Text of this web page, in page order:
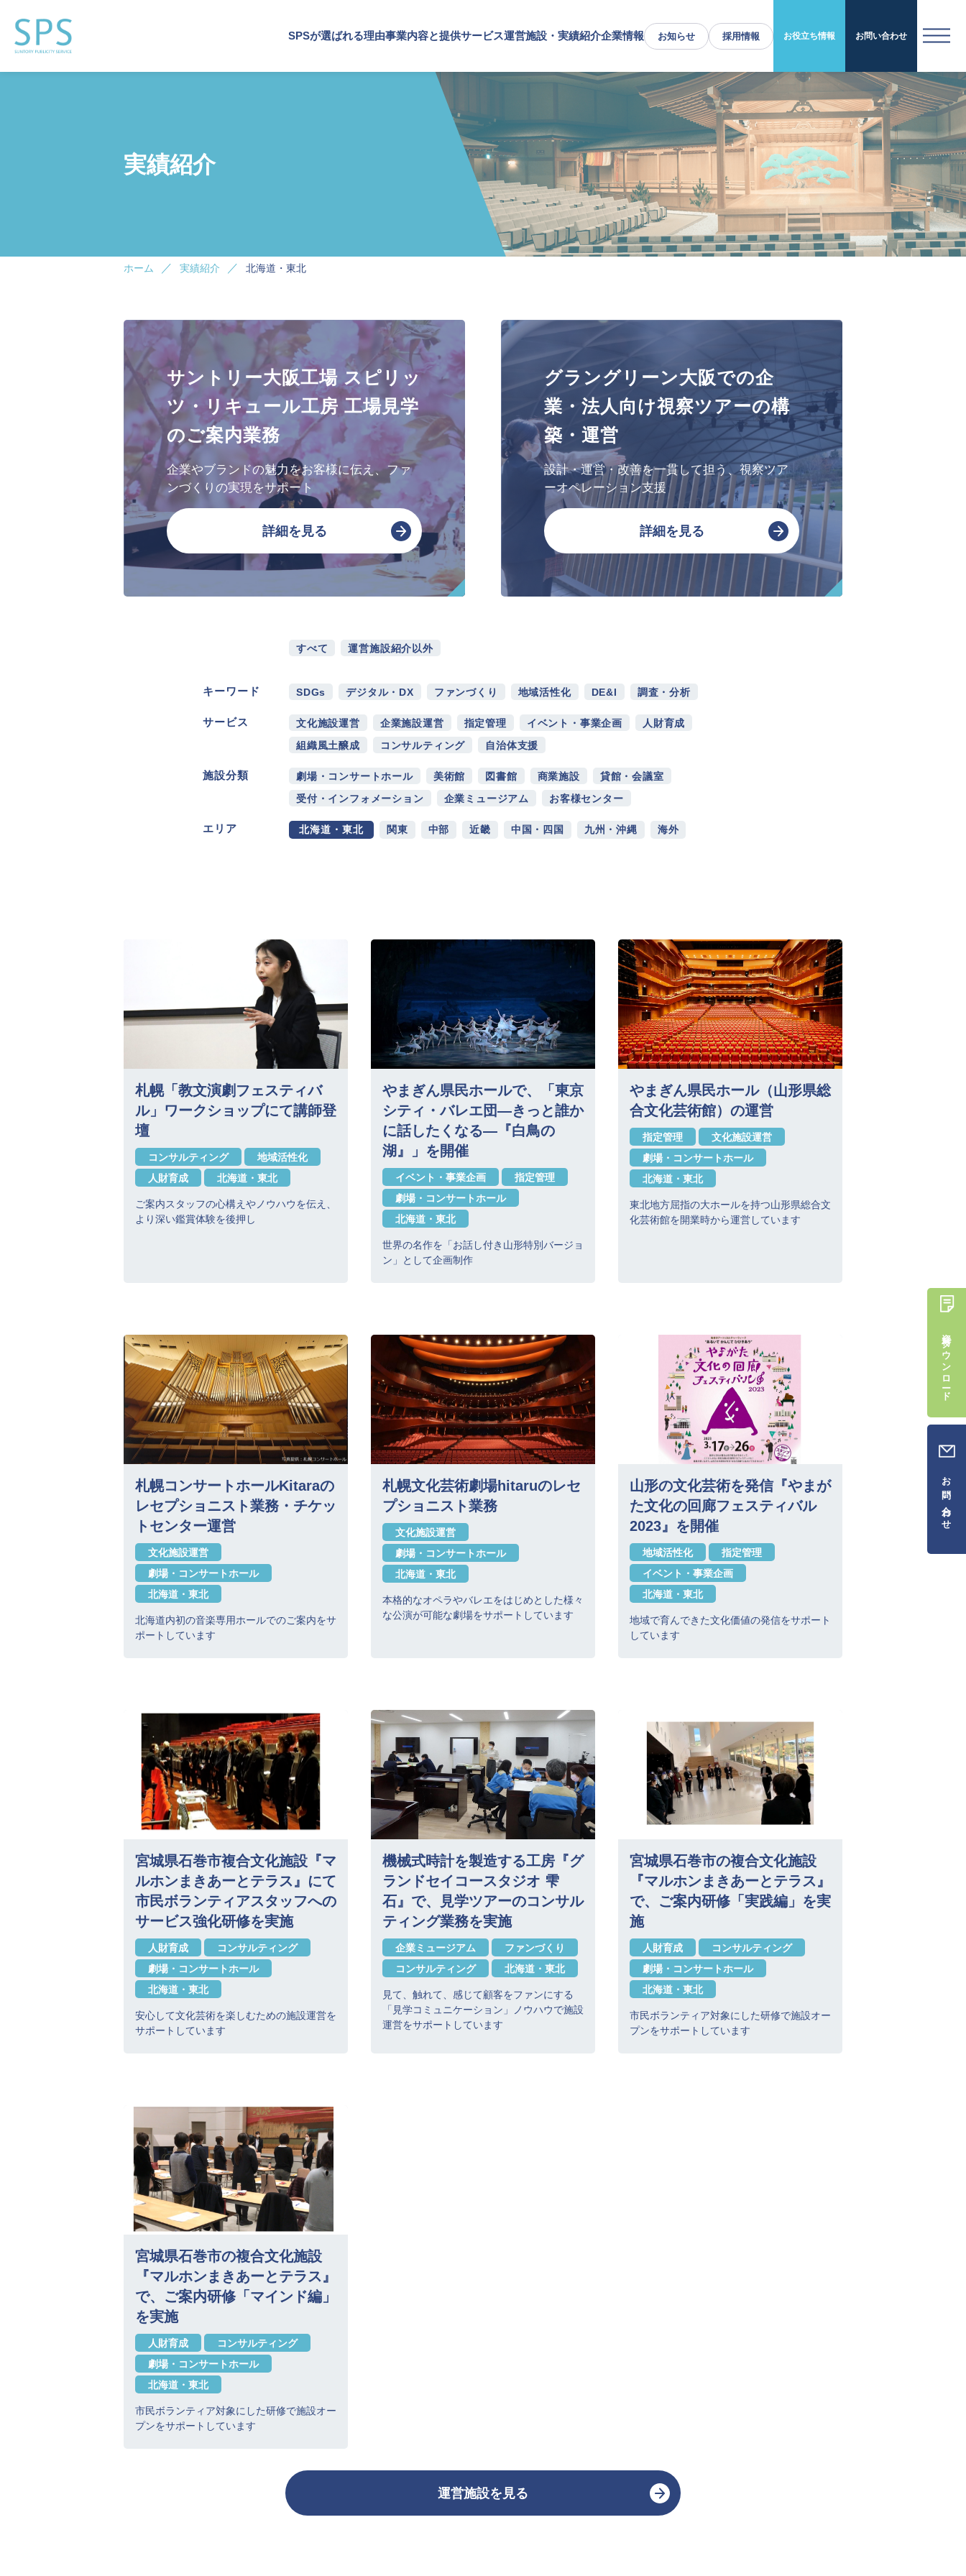
SPSが選ばれる理由事業内容と提供サービス
事業内容と提供サービス
デジタルマーケティング・制作
文化・芸術振興や地域活性化
文化施設運営
指定管理
文化施設コンサルティング
事業企画制作
文化施策策定支援
運営施設・実績紹介
実績紹介
企業情報
企業理念
SPSの歴史
お知らせ 採用情報 お役立ち情報 お問い合わせ
TOP
SPSが選ばれる理由
事業内容と提供サービス
企業・ブランドの価値向上
企業施設運営
企業施設コンサルティング
イベント企画・運営
文化・芸術振興や地域活性化
文化施設運営
指定管理
文化施設コンサルティング
事業企画制作
サービスDX・デジタル活用
運営施設・実績紹介
運営施設
お役立ち情報
採用情報
企業情報
SPSの歴史
実績紹介
ホーム 実績紹介 北海道・東北
サントリー大阪工場 スピリッ
ツ・リキュール工房 工場見学
のご案内業務
企業やブランドの魅力をお客様に伝え、ファ
ンづくりの実現をサポート
詳細を見る
グラングリーン大阪での企
業・法人向け視察ツアーの構
築・運営
設計・運営・改善を一貫して担う、視察ツア
ーオペレーション支援
詳細を見る
すべて 運営施設紹介以外
キーワード SDGs デジタル・DX ファンづくり 地域活性化 DE&I 調査・分析
サービス 文化施設運営 企業施設運営 指定管理 イベント・事業企画
人財育成
組織風土醸成
コンサルティング 自治体支援
施設分類 劇場・コンサートホール 美術館 図書館 商業施設
貸館・会議室
受付・インフォメーション
企業ミュージアム お客様センター
エリア 北海道・東北 関東 中部 近畿 中国・四国 九州・沖縄 海外
札幌「教文演劇フェスティバ
ル」ワークショップにて講師登
壇
コンサルティング
地域活性化
人財育成
北海道・東北
ご案内スタッフの心構えやノウハウを伝え、
より深い鑑賞体験を後押し
やまぎん県民ホールで、「東京
シティ・バレエ団―きっと誰か
に話したくなる―『白鳥の
湖』」を開催
イベント・事業企画
指定管理
劇場・コンサートホール
北海道・東北
世界の名作を「お話し付き山形特別バージョ
ン」として企画制作
やまぎん県民ホール（山形県総
合文化芸術館）の運営
指定管理
文化施設運営
劇場・コンサートホール
北海道・東北
東北地方屈指の大ホールを持つ山形県総合文
化芸術館を開業時から運営しています
札幌コンサートホールKitaraの
レセプショニスト業務・チケッ
トセンター運営
文化施設運営
劇場・コンサートホール
北海道・東北
北海道内初の音楽専用ホールでのご案内をサ
ポートしています
札幌文化芸術劇場hitaruのレセ
プショニスト業務
文化施設運営
劇場・コンサートホール
北海道・東北
本格的なオペラやバレエをはじめとした様々
な公演が可能な劇場をサポートしています
山形の文化芸術を発信『やまが
た文化の回廊フェスティバル
2023』を開催
地域活性化
指定管理
イベント・事業企画
北海道・東北
地域で育んできた文化価値の発信をサポート
しています
宮城県石巻市複合文化施設『マ
ルホンまきあーとテラス』にて
市民ボランティアスタッフへの
サービス強化研修を実施
人財育成
コンサルティング
劇場・コンサートホール
北海道・東北
安心して文化芸術を楽しむための施設運営を
サポートしています
機械式時計を製造する工房『グ
ランドセイコースタジオ 雫
石』で、見学ツアーのコンサル
ティング業務を実施
企業ミュージアム
ファンづくり
コンサルティング
北海道・東北
見て、触れて、感じて顧客をファンにする
「見学コミュニケーション」ノウハウで施設
運営をサポートしています
宮城県石巻市の複合文化施設
『マルホンまきあーとテラス』
で、ご案内研修「実践編」を実
施
人財育成
コンサルティング
劇場・コンサートホール
北海道・東北
市民ボランティア対象にした研修で施設オー
プンをサポートしています
宮城県石巻市の複合文化施設
『マルホンまきあーとテラス』
で、ご案内研修「マインド編」
を実施
人財育成
コンサルティング
劇場・コンサートホール
北海道・東北
市民ボランティア対象にした研修で施設オー
プンをサポートしています
運営施設を見る
資料ダウンロード
お問い合わせ